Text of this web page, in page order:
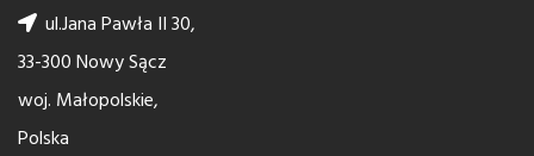
ul.Jana Pawła II 30,
33-300 Nowy Sącz
woj. Małopolskie,
Polska